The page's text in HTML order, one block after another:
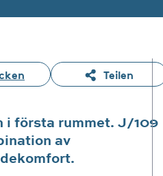
Teilen
i första rummet. J/109
av